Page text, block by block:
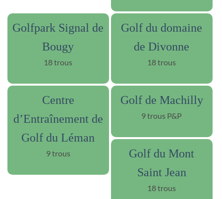
Golfpark Signal de
Bougy
18 trous
Golf du domaine
de Divonne
18 trous
Centre
d’Entraînement de
Golf du Léman
9 trous
Golf de Machilly
9 trous P&P
Golf du Mont
Saint Jean
18 trous